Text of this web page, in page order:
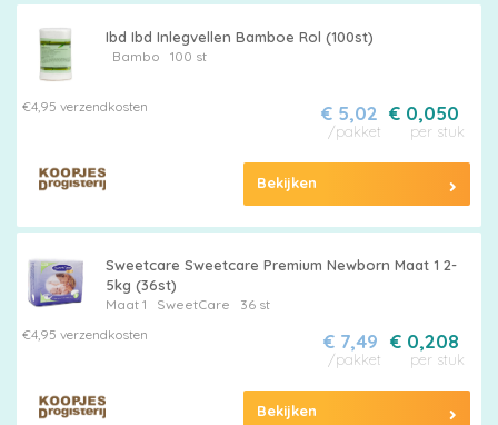
Pampers
Alle
luiers
Ibd Ibd Inlegvellen Bamboe Rol (100st)
Bambo 100 st
€4,95 verzendkosten € 0,050
per stuk
€ 5,02
/pakket
Bekijken
Sweetcare Sweetcare Premium Newborn Maat 1 2-
5kg (36st)
Maat 1 SweetCare
36 st
€4,95 verzendkosten
€ 0,208
per stuk
€ 7,49
/pakket
Bekijken